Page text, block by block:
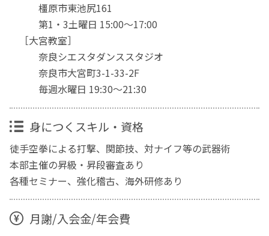
橿原市東池尻161
第1・3土曜日 15:00〜17:00
［大宮教室］
奈良シエスタダンススタジオ
奈良市大宮町3-1-33-2F
毎週水曜日 19:30〜21:30
身につくスキル・資格
徒手空拳による打撃、関節技、対ナイフ等の武器術
本部主催の昇級・昇段審査あり
各種セミナー、強化稽古、海外研修あり
月謝/入会金/年会費